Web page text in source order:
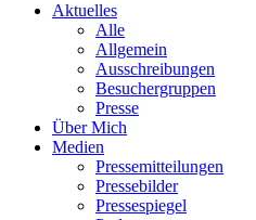
Aktuelles
Alle
Allgemein
Ausschreibungen
Besuchergruppen
Presse
Über Mich
Medien
Pressemitteilungen
Pressebilder
Pressespiegel